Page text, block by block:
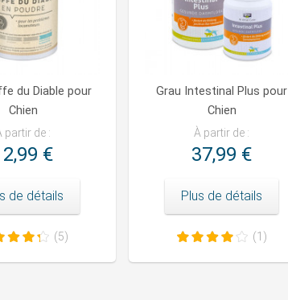
du Diable pour
Chien
partir de :
€
de détails
(5)
Grau Intestinal Plus pour
Chien
À partir de :
37,99 €
Plus de détails
(1)